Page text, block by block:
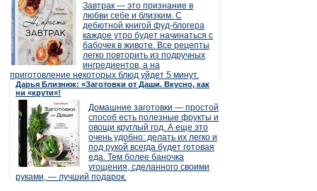
Завтрак — это признание в
любви себе и близким. С
дебютной книгой фуд-блогера
каждое утро будет начинаться с
бабочек в животе. Все рецепты
легко повторить из подручных
ингредиентов, а на
приготовление некоторых блюд уйдет 5 минут.
Дарья Близнюк: «Заготовки от Даши. Вкусно, как
ни «крути»!
Домашние заготовки — простой
способ есть полезные фрукты и
овощи круглый год. А еще это
очень удобно: делать их легко и
под рукой всегда будет готовая
еда. Тем более баночка
угощения, сделанного своими
руками, — лучший подарок.